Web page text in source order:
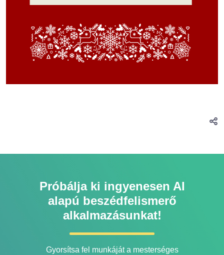
Próbálja ki ingyenesen AI
alapú beszédfelismerő
alkalmazásunkat!
Gyorsítsa fel munkáját a mesterséges